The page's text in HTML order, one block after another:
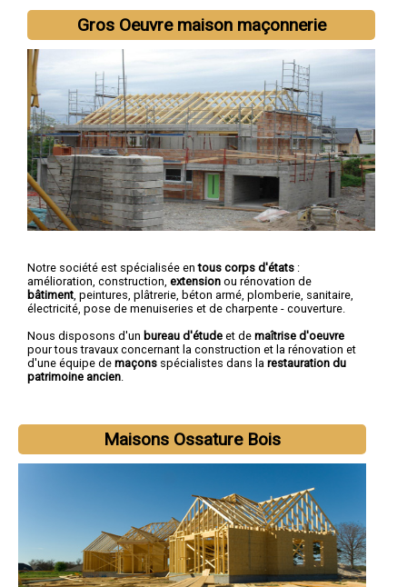
Gros Oeuvre maison maçonnerie
Notre société est spécialisée entous corps d'états :
amélioration, construction, extension ou rénovation de
bâtiment , peintures, plâtrerie, béton armé, plomberie, sanitaire,
électricité, pose de menuiseries et de charpente - couverture.
Nous disposons d'un bureau d'étude et de maîtrise d'oeuvre
pour tous travaux concernant la construction et la rénovation et
d'une équipe de maçons spécialistes dans la restauration du
patrimoine ancien
Maisons Ossature Bois